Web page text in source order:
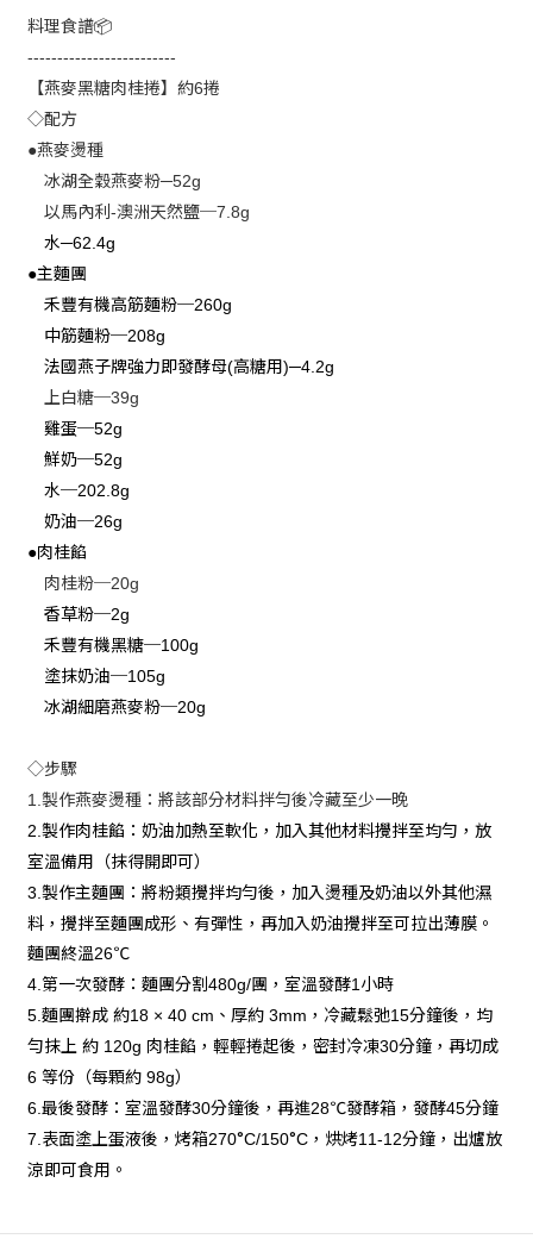
料理食譜📦
-------------------------
【燕麥黑糖肉桂捲】約6捲
◇配方
●燕麥燙種
冰湖全穀燕麥粉─52g
以馬內利-澳洲天然鹽─7.8g
水─62.4g
●主麵團
禾豐有機高筋麵粉─260g
中筋麵粉─208g
法國燕子牌強力即發酵母(高糖用)─4.2g
上白糖─39g
雞蛋─52g
鮮奶─52g
水─202.8g
奶油─26g
●肉桂餡
肉桂粉─20g
香草粉─2g
禾豐有機黑糖─100g
塗抹奶油─105g
冰湖細磨燕麥粉─20g
◇步驟
1. 製作燕麥燙種：將該部分材料拌勻後冷藏至少一晚
2. 製作肉桂餡：奶油加熱至軟化，加入其他材料攪拌至均勻，放
室溫備用（抹得開即可）
3. 製作主麵團：將粉類攪拌均勻後，加入燙種及奶油以外其他濕
料，攪拌至麵團成形、有彈性，再加入奶油攪拌至可拉出薄膜。
麵團終溫26℃
4. 第一次發酵：麵團分割480g/團，室溫發酵1 小時
5. 麵團擀成 約18 × 40 cm 、厚約 3mm ，冷藏鬆弛15分鐘後，均
勻抹上 約 120g 肉桂餡，輕輕捲起後，密封冷凍30分鐘，再切成
6 等份（每顆約 98g）
6. 最後發酵：室溫發酵30分鐘後，再進28℃發酵箱，發酵45分鐘
7. 表面塗上蛋液後，烤箱270°C/150°C ，烘烤11-12分鐘，出爐放
涼即可食用。